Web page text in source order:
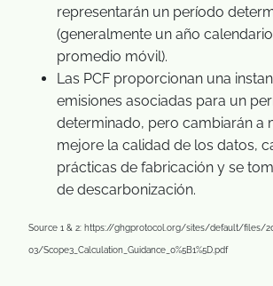
representarán un período
(generalmente un año
promedio móvil).
Las PCF proporcionan una
emisiones asociadas para un
determinado, pero cambiarán a
mejore la calidad de los datos,
prácticas de fabricación y se
de descarbonización.
Source 1 & 2: https://ghgprotocol.org/sites/default/files/
03/Scope3_Calculation_Guidance_0%5B1%5D.pdf